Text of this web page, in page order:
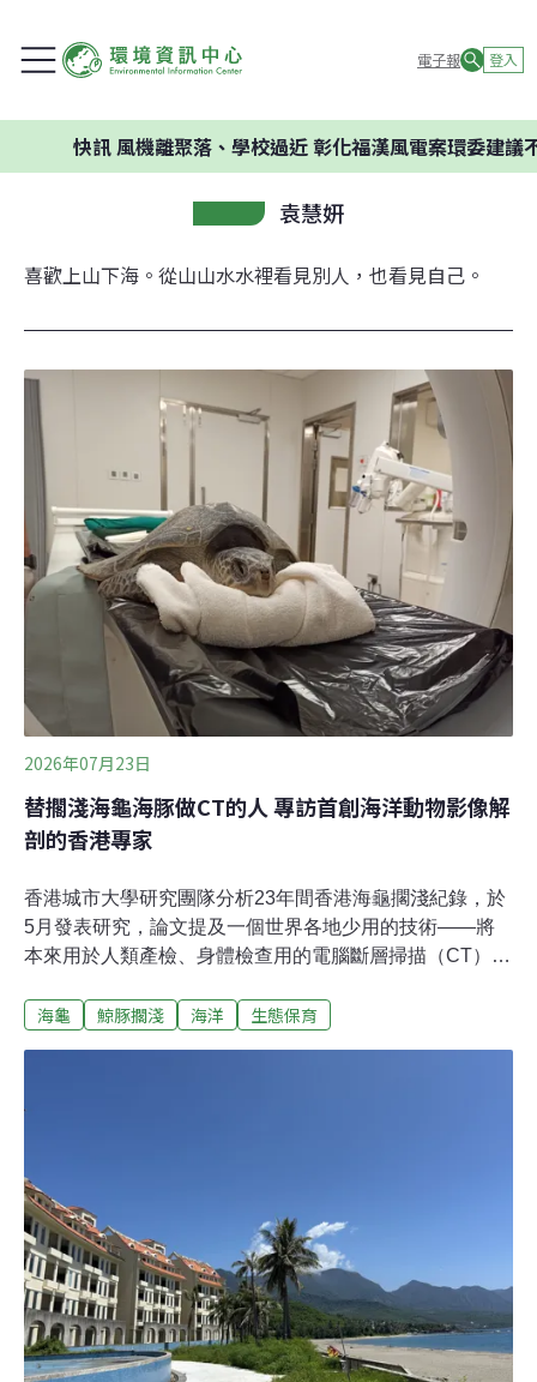
電子報 登入
風機離聚落、學校過近 彰化福漢風電案環委建議不應開發
袁慧妍
喜歡上山下海。從山山水水裡看見別人，也看見自己。
2026年07月23日
替擱淺海龜海豚做CT的人 專訪首創海洋動物影像解
剖的香港專家
香港城市大學研究團隊分析23年間香港海龜擱淺紀錄，於
5月發表研究，論文提及一個世界各地少用的技術——將
本來用於人類產檢、身體檢查用的電腦斷層掃描（CT）、
更立體呈現海洋動物在茫茫大海裡遇到的種種劫難。研究
和」。香港23年間223隻海龜擱淺 後期引入影像解剖找死
因香港城市大學海洋動物影像解剖研究組於5月發表海龜
擱淺研究，分析2002～2024年間香港223隻海龜擱淺記錄
及擱淺原因。研究發現，擱淺數量呈現顯著的非線性成長
趨勢，2018年後趨於平緩，且在3～5月春季及9～11月秋
季出現季節性高峰。擱
海龜 鯨豚擱淺 海洋 生態保育